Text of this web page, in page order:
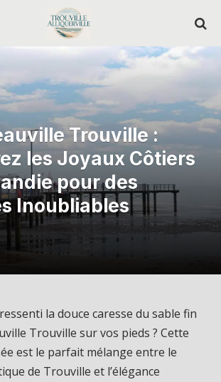
Trouville :
les Joyaux Côtiers
pour des
Inoubliables
la douce caresse du sable fin
Trouville sur vos pieds ? Cette
est le parfait mélange entre le
de Trouville et l’élégance